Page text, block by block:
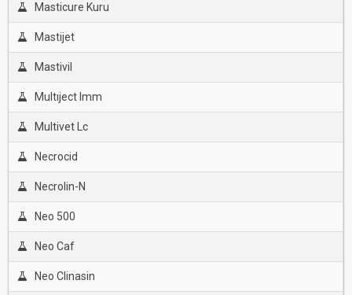
Masticure Kuru
Mastijet
Mastivil
Multıject Imm
Multivet Lc
Necrocid
Necrolin-N
Neo 500
Neo Caf
Neo Clinasin